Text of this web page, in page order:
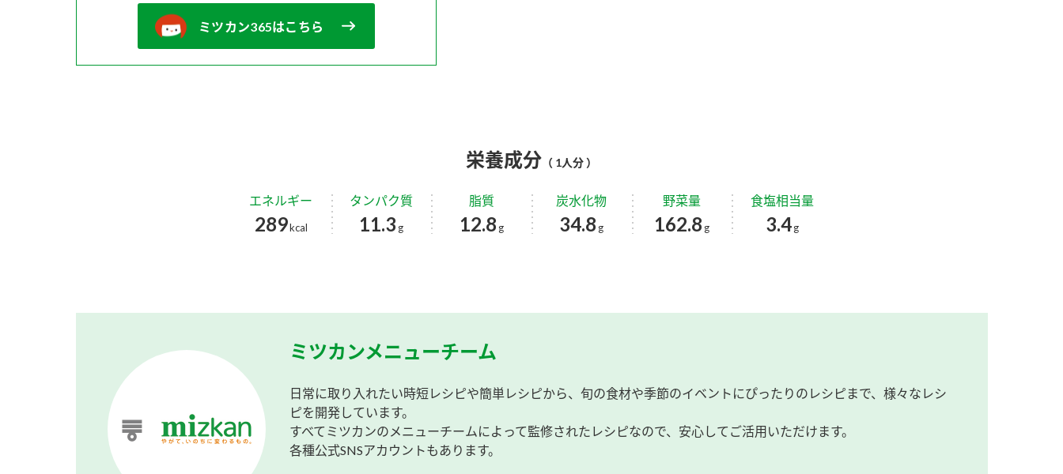
ミツカン365はこちら
栄養成分 （ 1人分 ）
エネルギー
289kcal
タンパク質
11.3 g
脂質
12.8 g
炭水化物
34.8 g
野菜量
162.8 g
食塩相当量
3.4 g
ミツカンメニューチーム
日常に取り入れたい時短レシピや簡単レシピから、旬の食材や季節のイベントにぴったりのレシピまで、様々なレシ
ピを開発しています。
すべてミツカンのメニューチームによって監修されたレシピなので、安心してご活用いただけます。
各種公式SNSアカウントもあります。